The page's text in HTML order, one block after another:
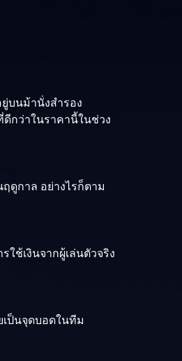
บนม้านั่งสำรอง
ดีกว่าในราคานี้ในช่วง
ดูกาล อย่างไรก็ตาม
ใช้เงินจากผู้เล่นตัวจริง
ป็นจุดบอดในทีม